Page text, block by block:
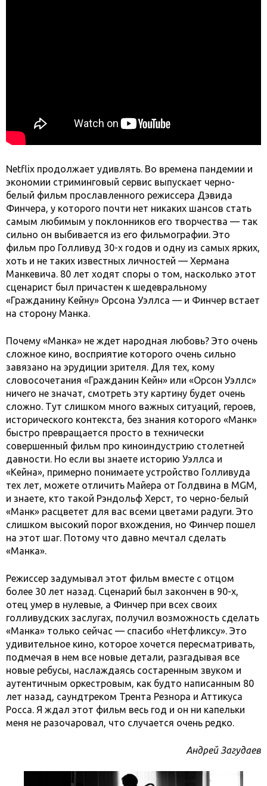
Netflix продолжает удивлять. Во времена пандемии и
экономии стриминговый сервис выпускает черно-
белый фильм прославленного режиссера Дэвида
Финчера, у которого почти нет никаких шансов стать
самым любимым у поклонников его творчества — так
сильно он выбивается из его фильмографии. Это
фильм про Голливуд 30-х годов и одну из самых ярких,
хоть и не таких известных личностей — Хермана
Манкевича. 80 лет ходят споры о том, насколько этот
сценарист был причастен к шедевральному
«Гражданину Кейну» Орсона Уэллса — и Финчер встает
на сторону Манка.
Почему «Манка» не ждет народная любовь? Это очень
сложное кино, восприятие которого очень сильно
завязано на эрудиции зрителя. Для тех, кому
словосочетания «Гражданин Кейн» или «Орсон Уэллс»
ничего не значат, смотреть эту картину будет очень
сложно. Тут слишком много важных ситуаций, героев,
исторического контекста, без знания которого «Манк»
быстро превращается просто в технически
совершенный фильм про киноиндустрию столетней
давности. Но если вы знаете историю Уэллса и
«Кейна», примерно понимаете устройство Голливуда
тех лет, можете отличить Майера от Голдвина в MGM,
и знаете, кто такой Рэндольф Херст, то черно-белый
«Манк» расцветет для вас всеми цветами радуги. Это
слишком высокий порог вхождения, но Финчер пошел
на этот шаг. Потому что давно мечтал сделать
«Манка».
Режиссер задумывал этот фильм вместе с отцом
более 30 лет назад. Сценарий был закончен в 90-х,
отец умер в нулевые, а Финчер при всех своих
голливудских заслугах, получил возможность сделать
«Манка» только сейчас — спасибо «Нетфликсу». Это
удивительное кино, которое хочется пересматривать,
подмечая в нем все новые детали, разгадывая все
новые ребусы, наслаждаясь состаренным звуком и
аутентичным оркестровым, как будто написанным 80
лет назад, саундтреком Трента Резнора и Аттикуса
Росса. Я ждал этот фильм весь год и он ни капельки
меня не разочаровал, что случается очень редко.
Андрей Загудаев